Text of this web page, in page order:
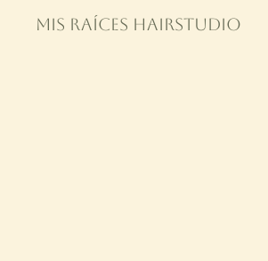
Mis Raíces HAIRStudio